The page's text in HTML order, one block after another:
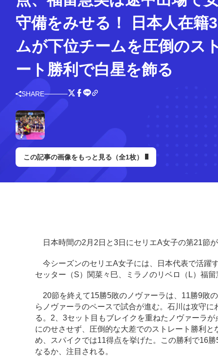
守備をみせる！ 日本人在籍
ムが下位チームを圧倒のス
ート勝利で白星を飾る
SHARE
この記事の画像をもっと見る（全1枚）
日本時間の2月2日と3日にセリエA女子の第21節
今シーズンのセリエA女子には、日本代表で活躍
セッター（S）関菜々巳、ミラノのリベロ（L）福
20節を終えて15勝5敗のノヴァーラは、11勝9敗
らノヴァーラのペースで試合が進む。石川は攻守
る。2、3セット目もブレイクを重ねたノヴァーラ
にのせさせず、圧倒的な大差でのストレート勝利
め、スパイクでは11得点を挙げた。この勝利で16
なるか、注目される。